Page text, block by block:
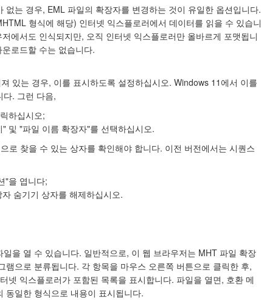
없는 경우, EML 파일의 확장자를 변경하는 것이 유일한 옵션입니다.
형식에 해당) 인터넷 익스플로러에서 데이터를 읽을 수 있습니
에서도 인식되지만, 오직 인터넷 익스플로러만 올바르게 포맷됩니
로드할 수는 없습니다.
있는 경우, 이를 표시하도록 설정하십시오. Windows 11에서 이를
다. 그런 다음,
하십시오;
및 "파일 이름 확장자"를 선택하십시오.
로 찾을 수 있는 상자를 확인해야 합니다. 이전 버전에서는 시퀀스
"을 엽니다;
숨기기 상자를 해제하십시오.
을 열 수 있습니다. 일반적으로, 이 웹 브라우저는 MHT 파일 확장
램으로 분류됩니다. 각 항목을 마우스 오른쪽 버튼으로 클릭한 후,
넷 익스플로러가 포함된 목록을 표시합니다. 파일을 열면, 호환 메
동일한 형식으로 내용이 표시됩니다.